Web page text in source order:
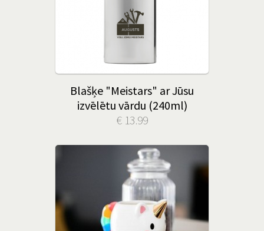
Blašķe "Meistars" ar Jūsu
izvēlētu vārdu (240ml)
€ 13.99